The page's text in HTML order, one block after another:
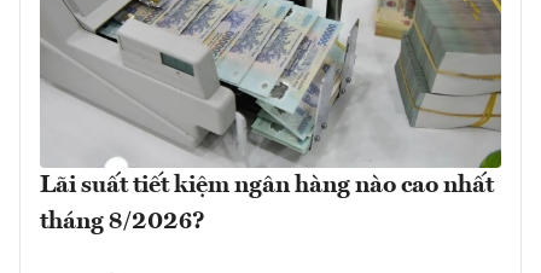
Lãi suất tiết kiệm ngân hàng nào cao nhất
tháng 8/2026?